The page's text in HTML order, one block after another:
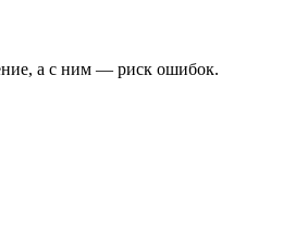
а с ним — риск ошибок.